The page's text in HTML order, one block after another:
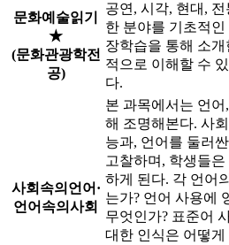
문화예술읽기
★
(문화관광학전
공)
공연, 시각, 현대,
한 분야를 기초적
장학습을 통해 소
적으로 이해할 수
다.
사회속의언어·
언어속의사회
본 과목에서는 언
해 조명해본다. 사
능과, 언어를 둘러
고찰하며, 학생들
하게 된다. 각 언어
는가? 언어 사용에
무엇인가? 표준어
대한 인식은 어떻